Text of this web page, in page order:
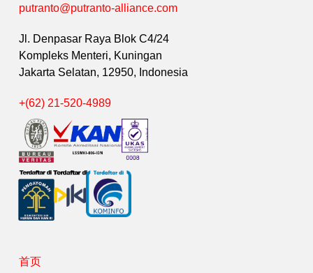
putranto@putranto-alliance.com
Jl. Denpasar Raya Blok C4/24
Kompleks Menteri, Kuningan
Jakarta Selatan, 12950, Indonesia
+(62) 21-520-4989
首页